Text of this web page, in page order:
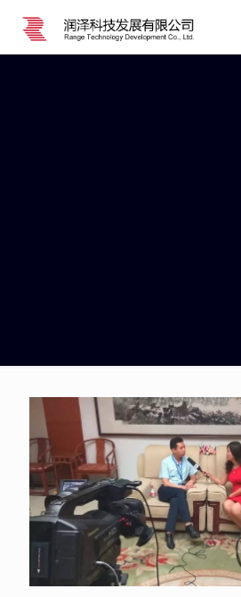
A-4数据中心